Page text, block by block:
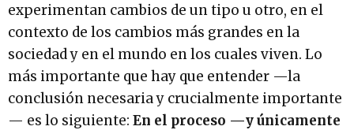
experimentan cambios de un tipo u otro, en el
contexto de los cambios más grandes en la
sociedad y en el mundo en los cuales viven. Lo
más importante que hay que entender —la
conclusión necesaria y crucialmente importante
— es lo siguiente: En el proceso —y únicamente